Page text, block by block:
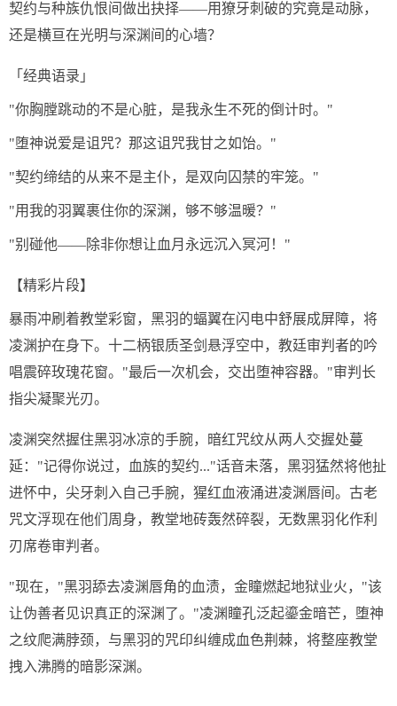
契约与种族仇恨间做出抉择——用獠牙刺破的究竟是动脉，
还是横亘在光明与深渊间的心墙？
「经典语录」
"你胸膛跳动的不是心脏，是我永生不死的倒计时。"
"堕神说爱是诅咒？那这诅咒我甘之如饴。"
"契约缔结的从来不是主仆，是双向囚禁的牢笼。"
"用我的羽翼裹住你的深渊，够不够温暖？"
"别碰他——除非你想让血月永远沉入冥河！"
【精彩片段】
暴雨冲刷着教堂彩窗，黑羽的蝠翼在闪电中舒展成屏障，将
凌渊护在身下。十二柄银质圣剑悬浮空中，教廷审判者的吟
唱震碎玫瑰花窗。"最后一次机会，交出堕神容器。"审判长
指尖凝聚光刃。
凌渊突然握住黑羽冰凉的手腕，暗红咒纹从两人交握处蔓
延："记得你说过，血族的契约..."话音未落，黑羽猛然将他扯
进怀中，尖牙刺入自己手腕，猩红血液涌进凌渊唇间。古老
咒文浮现在他们周身，教堂地砖轰然碎裂，无数黑羽化作利
刃席卷审判者。
"现在，"黑羽舔去凌渊唇角的血渍，金瞳燃起地狱业火，"该
让伪善者见识真正的深渊了。"凌渊瞳孔泛起鎏金暗芒，堕神
之纹爬满脖颈，与黑羽的咒印纠缠成血色荆棘，将整座教堂
拽入沸腾的暗影深渊。